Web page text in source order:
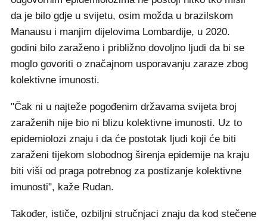
da je bilo gdje u svijetu, osim možda u brazilskom
Manausu i manjim dijelovima Lombardije, u 2020.
godini bilo zaraženo i približno dovoljno ljudi da bi se
moglo govoriti o značajnom usporavanju zaraze zbog
kolektivne imunosti.
"Čak ni u najteže pogođenim državama svijeta broj
zaraženih nije bio ni blizu kolektivne imunosti. Uz to
epidemiolozi znaju i da će postotak ljudi koji će biti
zaraženi tijekom slobodnog širenja epidemije na kraju
biti viši od praga potrebnog za postizanje kolektivne
imunosti", kaže Rudan.
Također, ističe, ozbiljni stručnjaci znaju da kod stečene